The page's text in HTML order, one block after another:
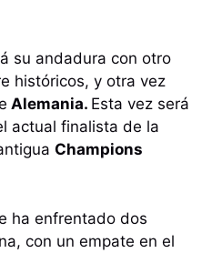
su andadura con otro
históricos, y otra vez
Alemania. Esta vez será
actual finalista de la
Champions
ha enfrentado dos
con un empate en el